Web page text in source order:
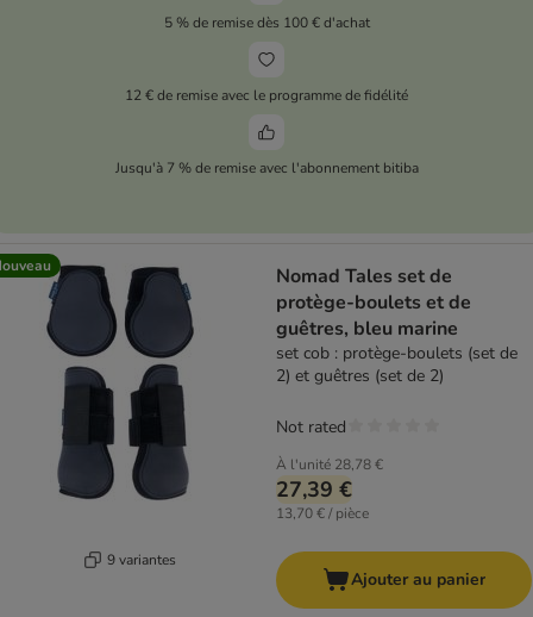
5 % de remise dès 100 € d'achat
12 € de remise avec le programme de fidélité
Jusqu'à 7 % de remise avec l'abonnement bitiba
9 variantes
Nomad Tales set de
protège-boulets et de
guêtres, bleu marine
set cob : protège-boulets (set de
2) et guêtres (set de 2)
À l'unité 28,78 €
27,39 €
13,70 € / pièce
Not rated
Ajouter au panier